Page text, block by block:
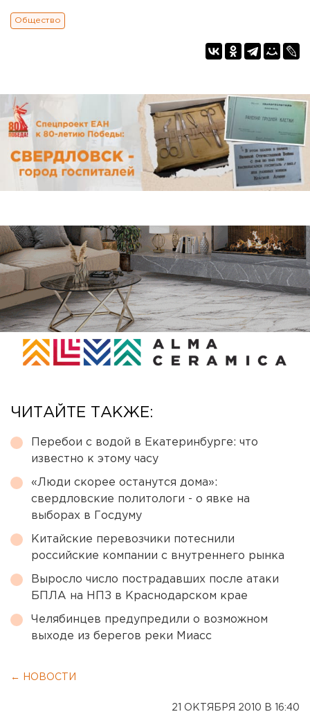
Общество
ЧИТАЙТЕ ТАКЖЕ:
Перебои с водой в Екатеринбурге: что
известно к этому часу
«Люди скорее останутся дома»:
свердловские политологи - о явке на
выборах в Госдуму
Китайские перевозчики потеснили
российские компании с внутреннего рынка
Выросло число пострадавших после атаки
БПЛА на НПЗ в Краснодарском крае
Челябинцев предупредили о возможном
выходе из берегов реки Миасс
← НОВОСТИ
21 ОКТЯБРЯ 2010 В 16:40